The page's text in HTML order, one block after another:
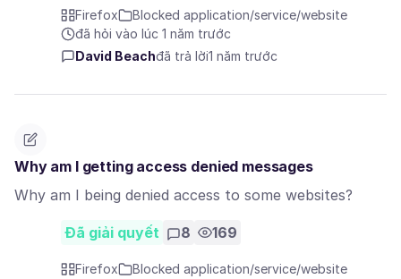
Firefox
Blocked application/service/website
đã hỏi vào lúc 1 năm trước
David Beachđã trả lời1 năm trước
Why am I getting access denied messages
Why am I being denied access to some websites?
Đã giải quyết 8 169
Firefox
Blocked application/service/website